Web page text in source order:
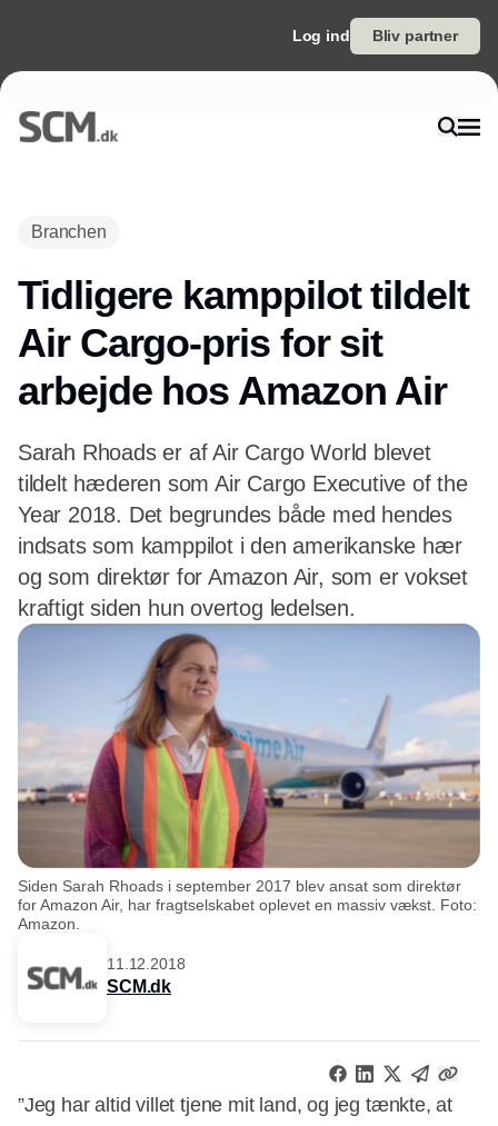
Log ind Bliv partner
Branchen
Tidligere kamppilot tildelt
Air Cargo-pris for sit
arbejde hos Amazon Air
Sarah Rhoads er af Air Cargo World blevet
tildelt hæderen som Air Cargo Executive of the
Year 2018. Det begrundes både med hendes
indsats som kamppilot i den amerikanske hær
og som direktør for Amazon Air, som er vokset
kraftigt siden hun overtog ledelsen.
Siden Sarah Rhoads i september 2017 blev ansat som direktør
for Amazon Air, har fragtselskabet oplevet en massiv vækst. Foto:
Amazon.
11.12.2018
SCM.dk
”Jeg har altid villet tjene mit land, og jeg tænkte, at